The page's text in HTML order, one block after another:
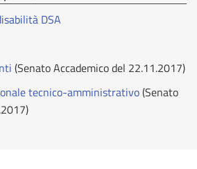
DSA
(Senato Accademico del 22.11.2017)
tecnico-amministrativo(Senato